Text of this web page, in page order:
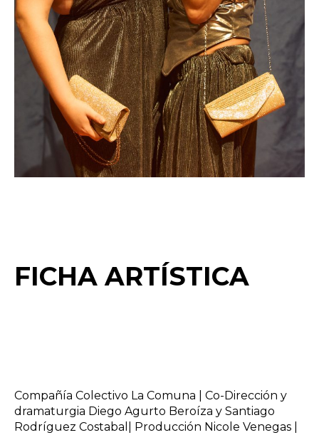
FICHA ARTÍSTICA
Compañía Colectivo La Comuna | Co-Dirección y
dramaturgia Diego Agurto Beroíza y Santiago
Rodríguez Costabal| Producción Nicole Venegas |